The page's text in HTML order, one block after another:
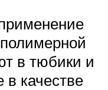
в тюбики и
в качестве